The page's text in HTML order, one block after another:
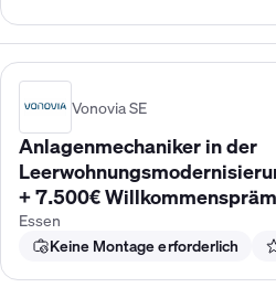
Vonovia SE
Anlagenmechaniker in der
+ 7.500€
Essen
Keine Montage erforderlich